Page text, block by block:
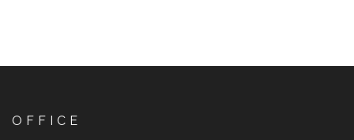
OFFICE